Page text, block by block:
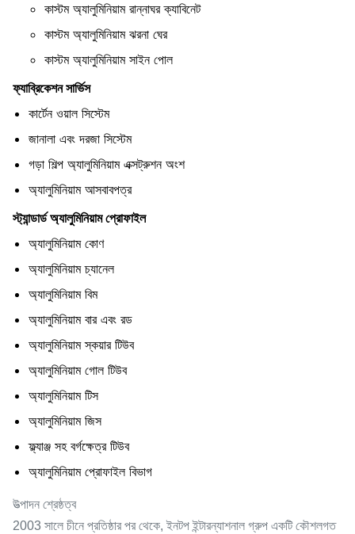
কাস্টম অ্যালুমিনিয়াম রান্নাঘর ক্যাবিনেট
কাস্টম অ্যালুমিনিয়াম ঝরনা ঘের
কাস্টম অ্যালুমিনিয়াম সাইন পোল
ফ্যাব্রিকেশন সার্ভিস
কার্টেন ওয়াল সিস্টেম
জানালা এবং দরজা সিস্টেম
গড়া শিল্প অ্যালুমিনিয়াম এক্সট্রুশন অংশ
অ্যালুমিনিয়াম আসবাবপত্র
স্ট্যান্ডার্ড অ্যালুমিনিয়াম প্রোফাইল
অ্যালুমিনিয়াম কোণ
অ্যালুমিনিয়াম চ্যানেল
অ্যালুমিনিয়াম বিম
অ্যালুমিনিয়াম বার এবং রড
অ্যালুমিনিয়াম স্কয়ার টিউব
অ্যালুমিনিয়াম গোল টিউব
অ্যালুমিনিয়াম টিস
অ্যালুমিনিয়াম জিস
ফ্ল্যাঞ্জ সহ বর্গক্ষেত্র টিউব
অ্যালুমিনিয়াম প্রোফাইল বিভাগ
উত্পাদন শ্রেষ্ঠত্ব
2003 সালে চীনে প্রতিষ্ঠার পর থেকে, ইনটপ ইন্টারন্যাশনাল গ্রুপ একটি কৌশলগত